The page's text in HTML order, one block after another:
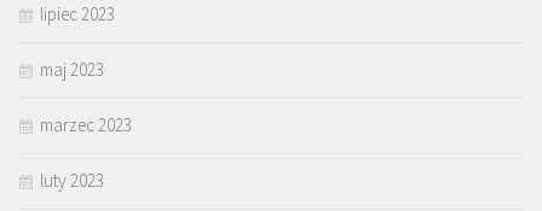
lipiec 2023
maj 2023
marzec 2023
luty 2023